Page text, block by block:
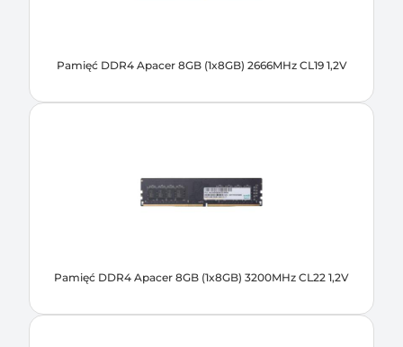
Pamięć DDR4 Apacer 8GB (1x8GB) 2666MHz CL19 1,2V
Pamięć DDR4 Apacer 8GB (1x8GB) 3200MHz CL22 1,2V